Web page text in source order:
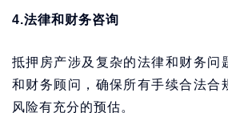
4.法律和财务咨询
抵押房产涉及复杂的法律和财务问
和财务顾问，确保所有手续合法合
风险有充分的预估。